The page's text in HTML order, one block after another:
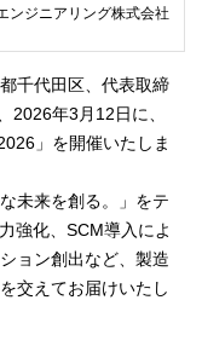
ンジニアリング株式会社
千代田区、代表取締
2026年3月12日に、
」を開催いたしま
未来を創る。」をテ
強化、SCM導入によ
ョン創出など、製造
交えてお届けいたし